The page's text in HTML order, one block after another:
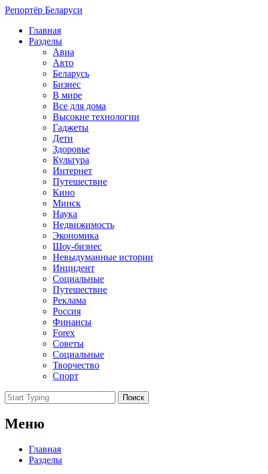
Репортёр Беларуси
Главная
Разделы
Авиа
Авто
Беларусь
Бизнес
В мире
Все для дома
Высокие технологии
Гаджеты
Дети
Здоровье
Культура
Интернет
Путешествие
Кино
Минск
Наука
Недвижимость
Экономика
Шоу-бизнес
Невыдуманные истории
Инцидент
Социальные
Путешествие
Реклама
Россия
Финансы
Forex
Советы
Социальные
Творчество
Спорт
Поиск
Меню
Главная
Разделы